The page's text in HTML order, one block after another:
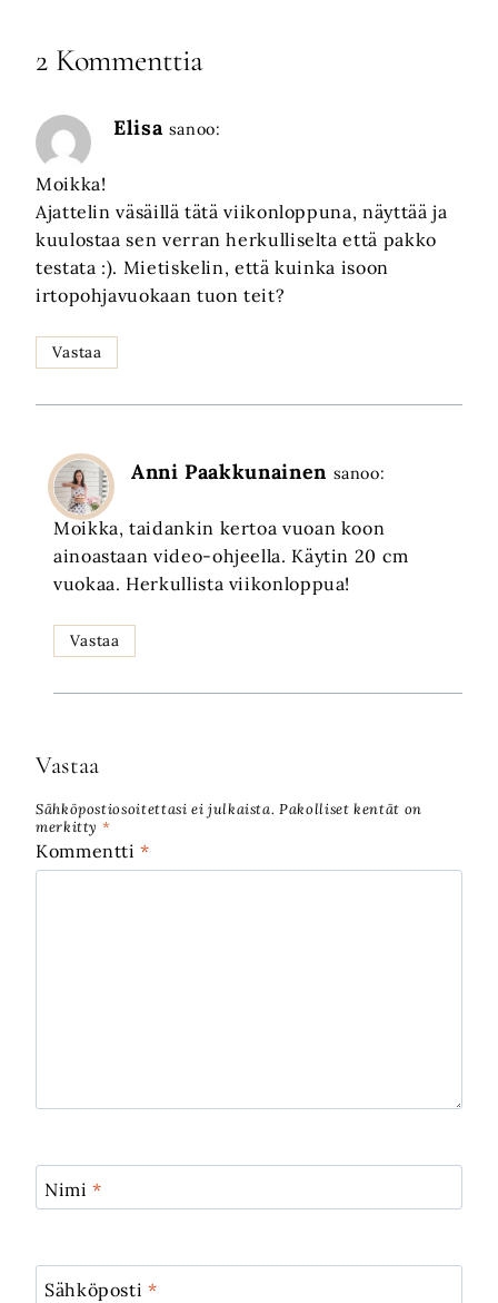
2 Kommenttia
Elisa sanoo:
Moikka!
Ajattelin väsäillä tätä viikonloppuna, näyttää ja
kuulostaa sen verran herkulliselta että pakko
testata :). Mietiskelin, että kuinka isoon
irtopohjavuokaan tuon teit?
Vastaa
Anni Paakkunainen sanoo:
Moikka, taidankin kertoa vuoan koon
ainoastaan video-ohjeella. Käytin 20 cm
vuokaa. Herkullista viikonloppua!
Vastaa
Vastaa
Sähköpostiosoitettasi ei julkaista. Pakolliset kentät on
merkitty *
Kommentti*
Nimi*
Sähköposti*